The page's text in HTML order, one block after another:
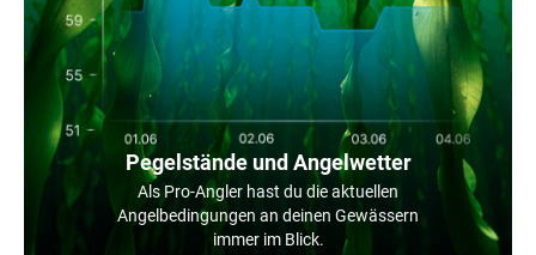
Pegelstände und Angelwetter
Als Pro-Angler hast du die aktuellen
Angelbedingungen an deinen Gewässern
immer im Blick.